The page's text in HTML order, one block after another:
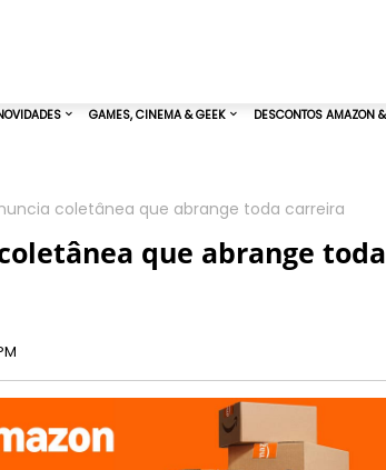
coletânea que abrange toda carreira
que abrange toda